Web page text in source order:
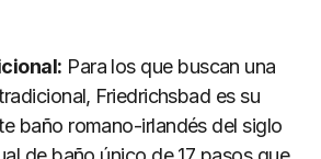
Para los que buscan una
Friedrichsbad es su
baño romano-irlandés del siglo